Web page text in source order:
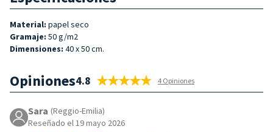
Material: papel seco
Gramaje: 50 g/m2
Dimensiones: 40 x 50 cm.
Opiniones4.8 4 Opiniones
Sara (Reggio-Emilia)
Reseñado el 19 mayo 2026